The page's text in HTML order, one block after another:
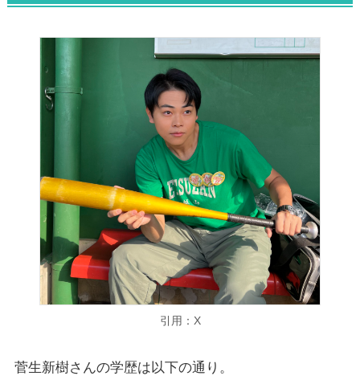
引用：X
菅生新樹さんの学歴は以下の通り。